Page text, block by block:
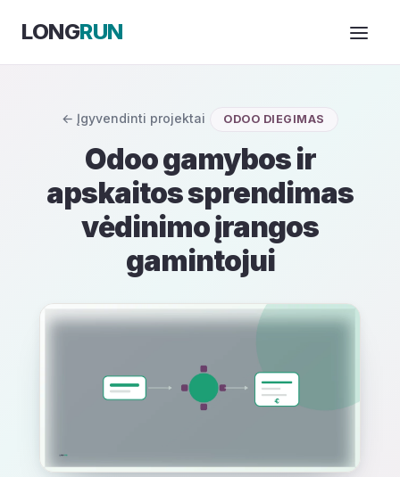
LONGRUN
← Įgyvendinti projektai ODOO DIEGIMAS
Odoo gamybos ir
apskaitos sprendimas
vėdinimo įrangos
gamintojui